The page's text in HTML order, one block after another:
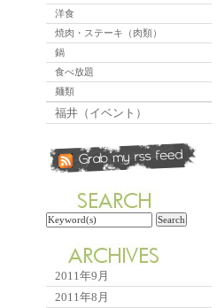
洋食
焼肉・ステーキ（肉類）
鍋
食べ放題
麺類
福井（イベント）
2011年9月
2011年8月